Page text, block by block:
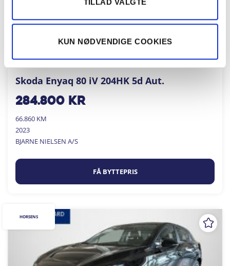
KUN NØDVENDIGE COOKIES
Skoda Enyaq 80 iV 204HK 5d Aut.
284.800kr
66.860 KM
2023
BJARNE NIELSEN A/S
FÅ BYTTEPRIS
HORSENS